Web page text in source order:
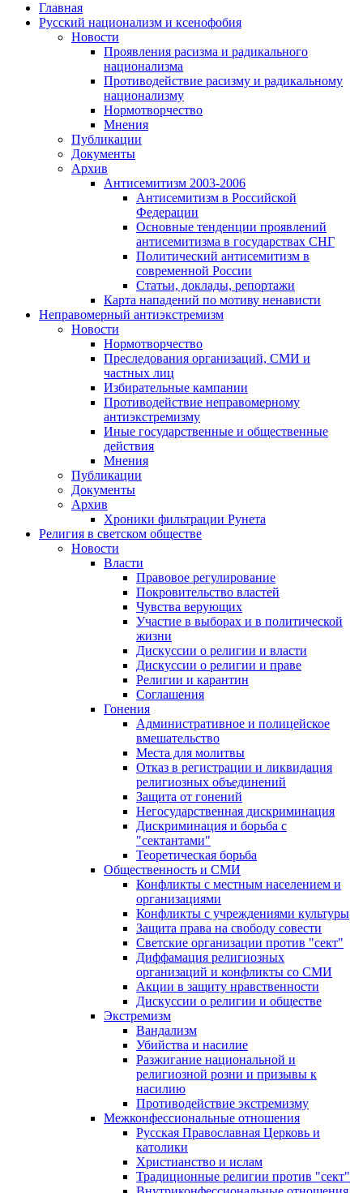
Главная
Русский национализм и ксенофобия
Новости
Проявления расизма и радикального
национализма
Противодействие расизму и радикальному
национализму
Нормотворчество
Мнения
Публикации
Документы
Архив
Антисемитизм 2003-2006
Антисемитизм в Российской
Федерации
Основные тенденции проявлений
антисемитизма в государствах СНГ
Политический антисемитизм в
современной России
Статьи, доклады, репортажи
Карта нападений по мотиву ненависти
Неправомерный антиэкстремизм
Новости
Нормотворчество
Преследования организаций, СМИ и
частных лиц
Избирательные кампании
Противодействие неправомерному
антиэкстремизму
Иные государственные и общественные
действия
Мнения
Публикации
Документы
Архив
Хроники фильтрации Рунета
Религия в светском обществе
Новости
Власти
Правовое регулирование
Покровительство властей
Чувства верующих
Участие в выборах и в политической
жизни
Дискуссии о религии и власти
Дискуссии о религии и праве
Религии и карантин
Соглашения
Гонения
Административное и полицейское
вмешательство
Места для молитвы
Отказ в регистрации и ликвидация
религиозных объединений
Защита от гонений
Негосударственная дискриминация
Дискриминация и борьба с
"сектантами"
Теоретическая борьба
Общественность и СМИ
Конфликты с местным населением и
организациями
Конфликты с учреждениями культуры
Защита права на свободу совести
Светские организации против "сект"
Диффамация религиозных
организаций и конфликты со СМИ
Акции в защиту нравственности
Дискуссии о религии и обществе
Экстремизм
Вандализм
Убийства и насилие
Разжигание национальной и
религиозной розни и призывы к
насилию
Противодействие экстремизму
Межконфессиональные отношения
Русская Православная Церковь и
католики
Христианство и ислам
Традиционные религии против "сект"